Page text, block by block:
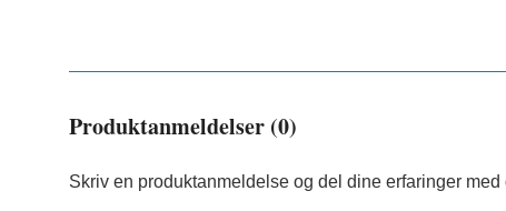
Produktanmeldelser (0)
Skriv en produktanmeldelse og del dine erfaringer